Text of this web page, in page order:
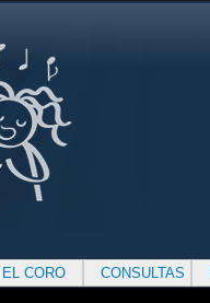
EL CORO CONSULTAS